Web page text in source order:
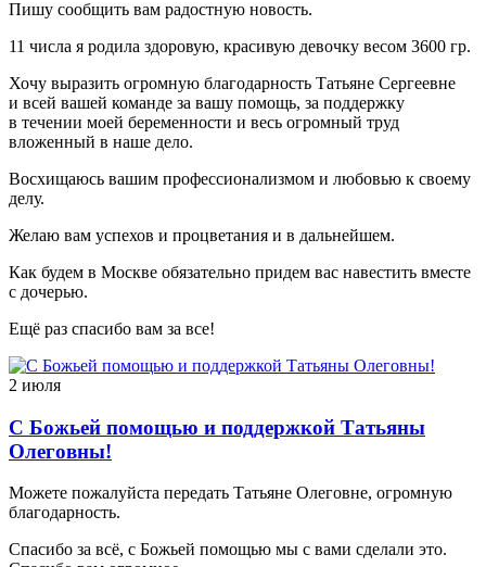
Пишу сообщить вам радостную новость.
11 числа я родила здоровую, красивую девочку весом 3600 гр.
Хочу выразить огромную благодарность Татьяне Сергеевне
и всей вашей команде за вашу помощь, за поддержку
в течении моей беременности и весь огромный труд
вложенный в наше дело.
Восхищаюсь вашим профессионализмом и любовью к своему
делу.
Желаю вам успехов и процветания и в дальнейшем.
Как будем в Москве обязательно придем вас навестить вместе
с дочерью.
Ещё раз спасибо вам за все!
2 июля
С Божьей помощью и поддержкой Татьяны
Олеговны!
Можете пожалуйста передать Татьяне Олеговне, огромную
благодарность.
Спасибо за всё, с Божьей помощью мы с вами сделали это.